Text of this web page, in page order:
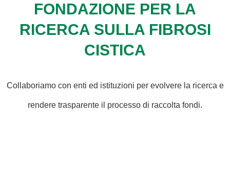
FONDAZIONE PER LA
RICERCA SULLA FIBROSI
CISTICA
Collaboriamo con enti ed istituzioni per evolvere la ricerca e
rendere trasparente il processo di raccolta fondi.